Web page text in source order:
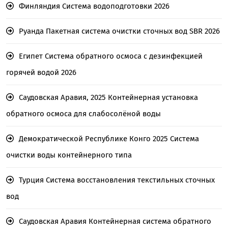
Финляндия Система водоподготовки 2026
Руанда Пакетная система очистки сточных вод SBR 2026
Египет Система обратного осмоса с дезинфекцией
горячей водой 2026
Саудовская Аравия, 2025 Контейнерная установка
обратного осмоса для слабосолёной воды
Демократической Республике Конго 2025 Система
очистки воды контейнерного типа
Турция Система восстановления текстильных сточных
вод
Саудовская Аравия Контейнерная система обратного